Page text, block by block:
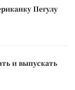
Пегулу
и выпускать